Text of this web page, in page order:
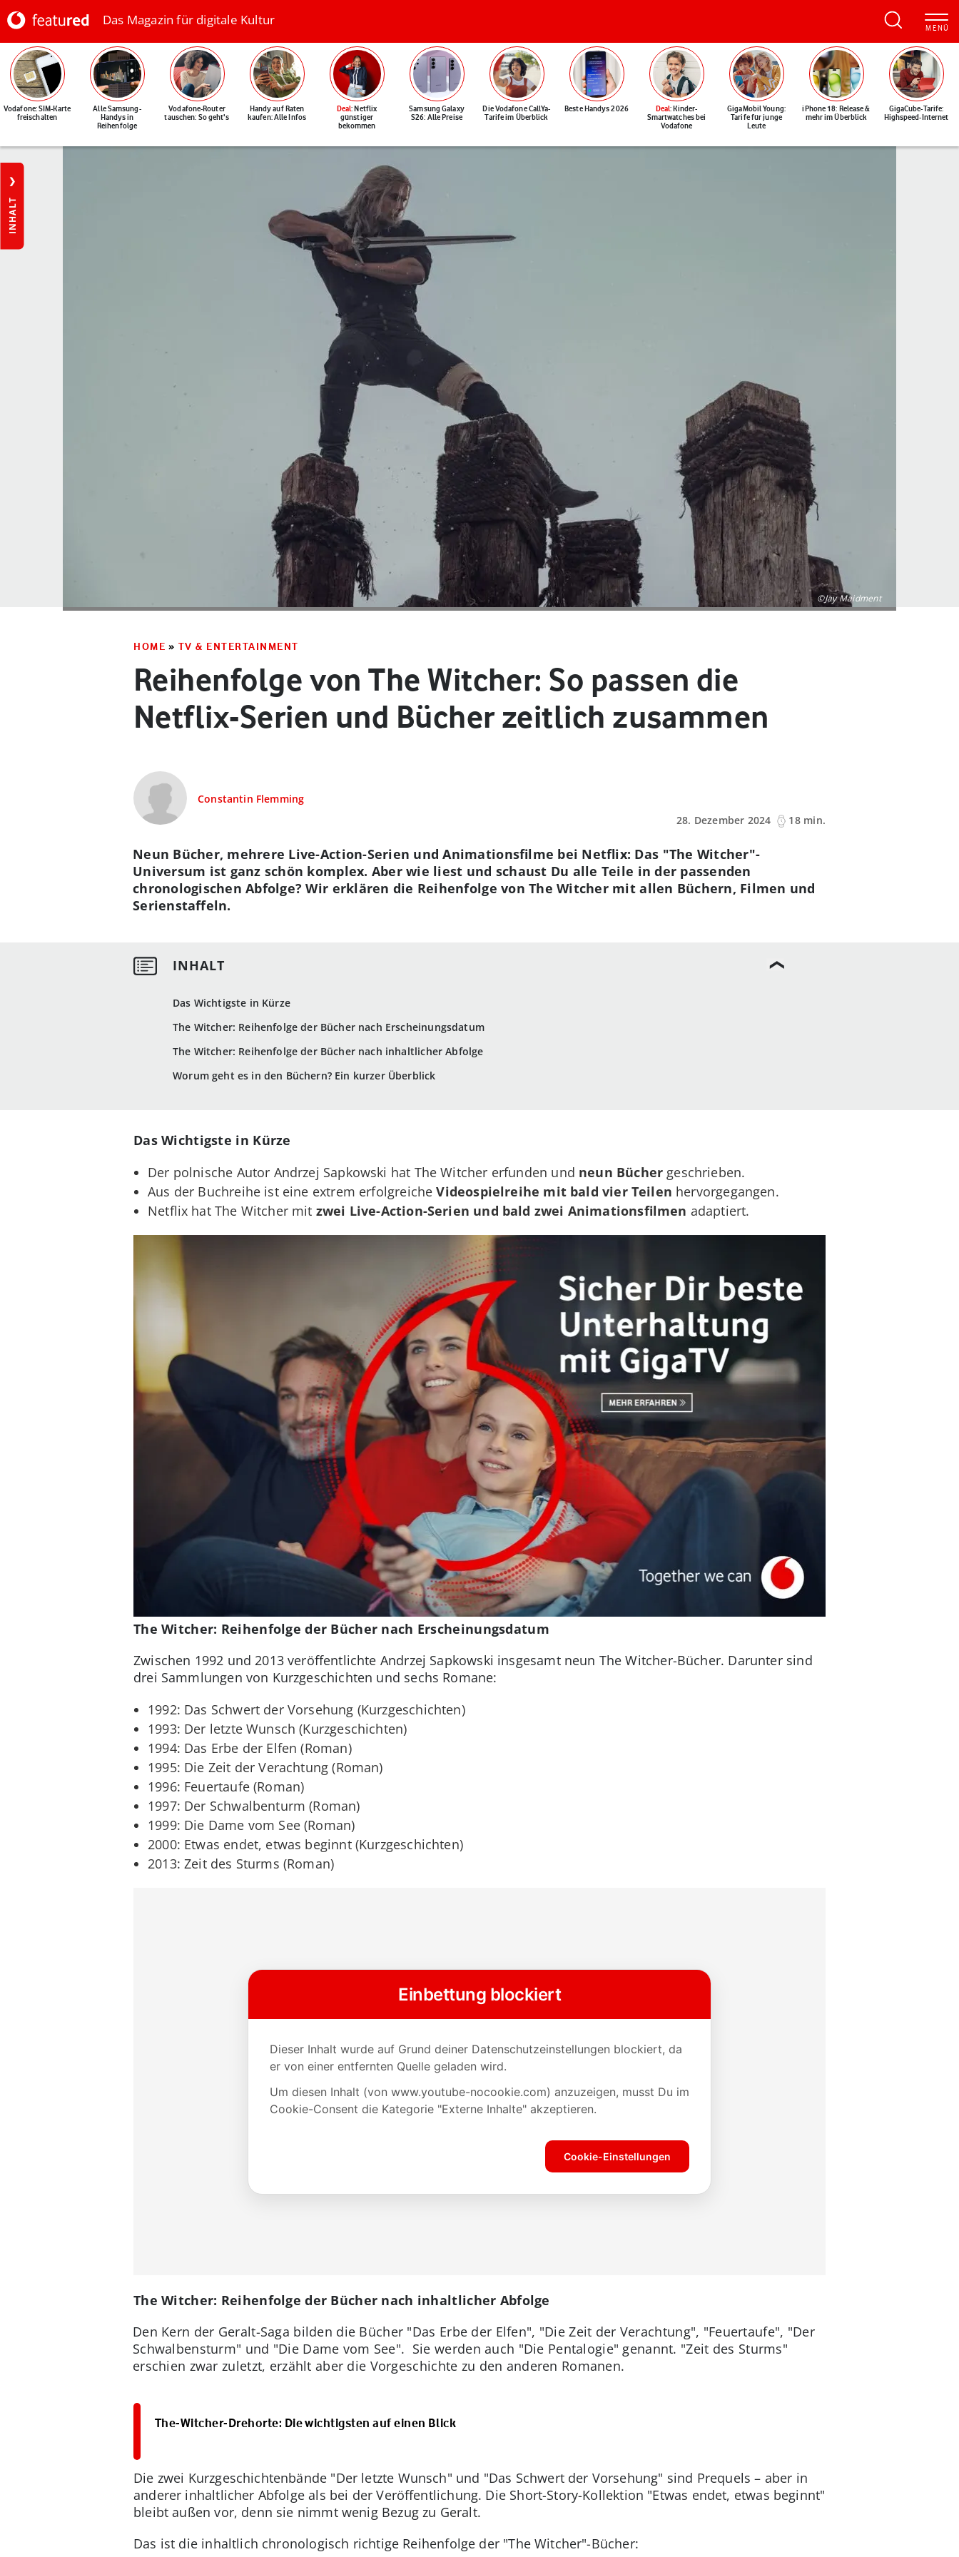
Das Magazin für digitale Kultur
Vodafone: SIM-Karte
freischalten
Alle Samsung-
Handys in
Reihenfolge
Vodafone-Router
tauschen: So geht's
Handy auf Raten
kaufen: Alle Infos
Deal: Netflix
günstiger
bekommen
Samsung Galaxy
S26: Alle Preise
Die Vodafone CallYa-
Tarife im Überblick
Beste Handys 2026 Deal: Kinder-
Smartwatches bei
Vodafone
GigaMobil Young:
Tarife für junge
Leute
iPhone 18: Release &
mehr im Überblick
GigaCube-Tarife:
Highspeed-Internet
INHALT
©Jay Maidment
HOME » TV & ENTERTAINMENT
Reihenfolge von The Witcher: So passen die
Netflix-Serien und Bücher zeitlich zusammen
Constantin Flemming
28. Dezember 2024
18 min.
Das Wichtigste in Kürze
The Witcher: Reihenfolge der Bücher nach Erscheinungsdatum
The Witcher: Reihenfolge der Bücher nach inhaltlicher Abfolge
Worum geht es in den Büchern? Ein kurzer Überblick
Neun Bücher, mehrere Live-Action-Serien und Animationsfilme bei Netflix: Das "The Witcher"-
Universum ist ganz schön komplex. Aber wie liest und schaust Du alle Teile in der passenden
chronologischen Abfolge? Wir erklären die Reihenfolge von The Witcher mit allen Büchern, Filmen und
Serienstaffeln.
Das Wichtigste in Kürze
Der polnische Autor Andrzej Sapkowski hat The Witcher erfunden und neun Bücher geschrieben.
Aus der Buchreihe ist eine extrem erfolgreicheVideospielreihe mit bald vier Teilen hervorgegangen.
Netflix hat The Witcher mit zwei Live-Action-Serien und bald zwei Animationsfilmen adaptiert.
The Witcher: Reihenfolge der Bücher nach Erscheinungsdatum
Zwischen 1992 und 2013 veröffentlichte Andrzej Sapkowski insgesamt neun The Witcher-Bücher. Darunter sind
drei Sammlungen von Kurzgeschichten und sechs Romane:
1992: Das Schwert der Vorsehung (Kurzgeschichten)
1993: Der letzte Wunsch (Kurzgeschichten)
1994: Das Erbe der Elfen (Roman)
1995: Die Zeit der Verachtung (Roman)
1996: Feuertaufe (Roman)
1997: Der Schwalbenturm (Roman)
1999: Die Dame vom See (Roman)
2000: Etwas endet, etwas beginnt (Kurzgeschichten)
2013: Zeit des Sturms (Roman)
The Witcher: Reihenfolge der Bücher nach inhaltlicher Abfolge
Den Kern der Geralt-Saga bilden die Bücher "Das Erbe der Elfen", "Die Zeit der Verachtung", "Feuertaufe", "Der
Schwalbensturm" und "Die Dame vom See". Sie werden auch "Die Pentalogie" genannt. "Zeit des Sturms"
erschien zwar zuletzt, erzählt aber die Vorgeschichte zu den anderen Romanen.
The-Witcher-Drehorte: Die wichtigsten auf einen Blick
Die zwei Kurzgeschichtenbände "Der letzte Wunsch" und "Das Schwert der Vorsehung" sind Prequels – aber in
anderer inhaltlicher Abfolge als bei der Veröffentlichung. Die Short-Story-Kollektion "Etwas endet, etwas beginnt"
bleibt außen vor, denn sie nimmt wenig Bezug zu Geralt.
Das ist die inhaltlich chronologisch richtige Reihenfolge der "The Witcher"-Bücher: